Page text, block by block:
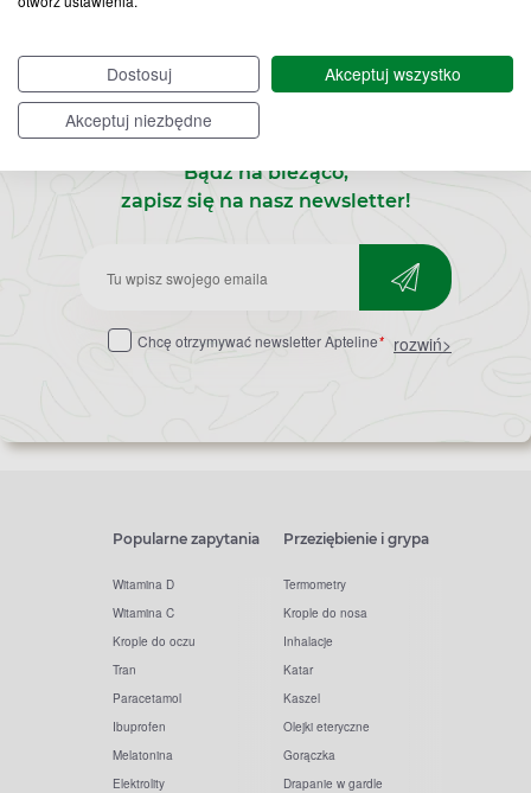
Dostosuj
Akceptuj wszystko
Akceptuj niezbędne
Bądź na bieżąco,
zapisz się na nasz newsletter!
Zapisz
do
Chcę otrzymywać newsletter Apteline* rozwiń>
Popularne zapytania
Witamina D
Witamina C
Krople do oczu
Tran
Paracetamol
Ibuprofen
Melatonina
Elektrolity
Przeziębienie i grypa
Termometry
Krople do nosa
Inhalacje
Katar
Kaszel
Olejki eteryczne
Gorączka
Drapanie w gardle